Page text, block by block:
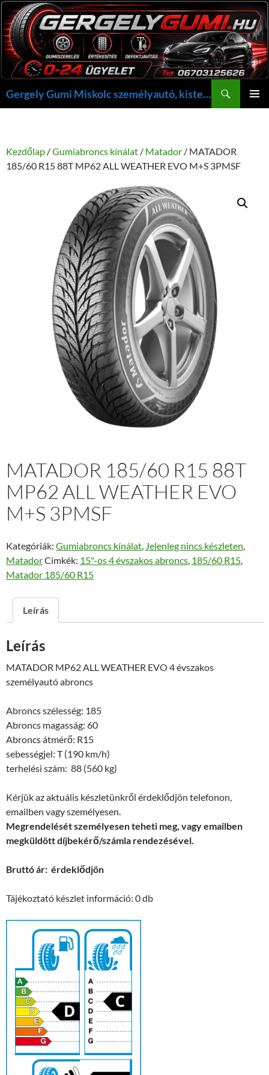
Kilépés
a
tartalomba
Gergely Gumi Miskolc személyautó, kisteherautó gumi szerelés javítás +36703125626 NON-STOP ügyelet, gergelygumi@gergelygumi.hu
Kezdőlap /Gumiabroncs kínálat / Matador / MATADOR
185/60 R15 88T MP62 ALL WEATHER EVO M+S 3PMSF
MATADOR 185/60 R15 88T
MP62 ALL WEATHER EVO
M+S 3PMSF
Kategóriák: Gumiabroncs kínálat, Jelenleg nincs készleten,
MatadorCímkék: 15"-os 4 évszakos abroncs, 185/60 R15,
Matador 185/60 R15
Leírás
Leírás
MATADOR MP62 ALL WEATHER EVO 4 évszakos
személyautó abroncs
Abroncs szélesség: 185
Abroncs magasság: 60
Abroncs átmérő: R15
sebességjel: T (190 km/h)
terhelési szám: 88 (560 kg)
Kérjük az aktuális készletünkről érdeklődjön telefonon,
emailben vagy személyesen.
Megrendelését személyesen teheti meg, vagy emailben
megküldött díjbekérő/számla rendezésével.
Bruttó ár: érdeklődjön
Tájékoztató készlet információ: 0 db